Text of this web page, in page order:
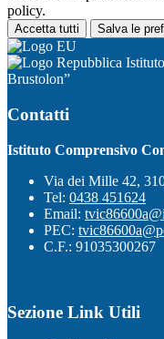
policy.
Accetta tutti Salva le
Brustolon”
Contatti
Istituto Comprensivo
Via dei Mille 42,
Tel: 0438 451624
Email:
PEC:
C.F.: 91035300267
Sezione Link Utili